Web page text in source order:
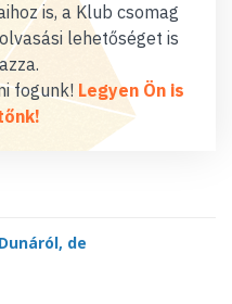
is, a Klub csomag
lehetőséget is
fogunk! Legyen Ön is
de